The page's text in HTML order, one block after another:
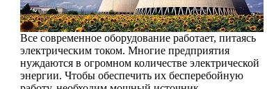
Все современное оборудование работает, питаясь
электрическим током. Многие предприятия
нуждаются в огромном количестве электрической
энергии. Чтобы обеспечить их бесперебойную